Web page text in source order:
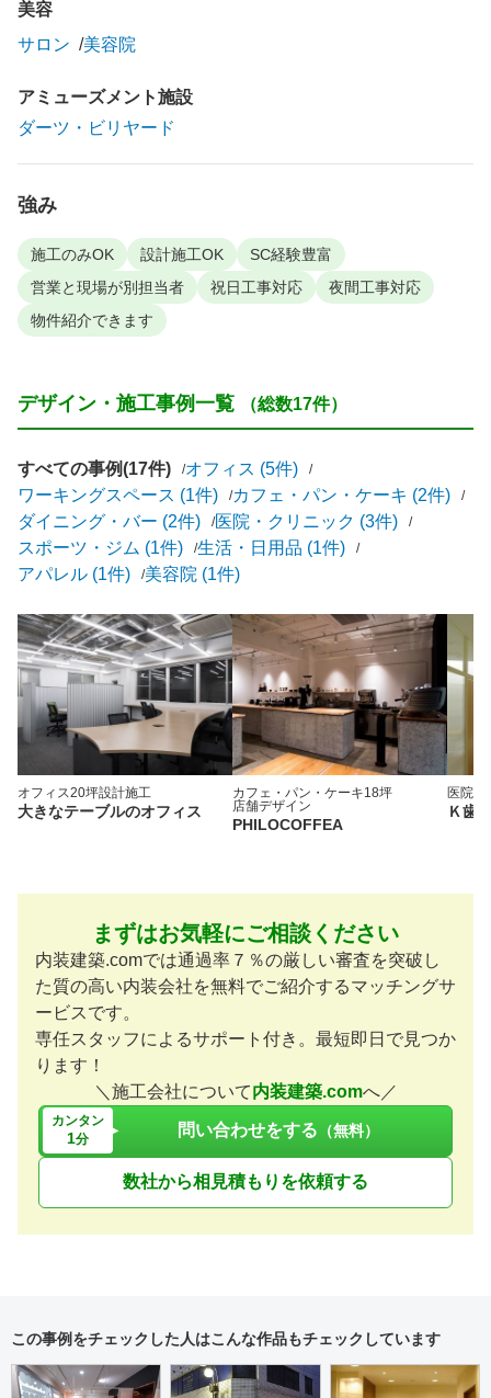
美容
サロン
美容院
アミューズメント施設
ダーツ・ビリヤード
強み
施工のみOK 設計施工OK
SC経験豊富
営業と現場が別担当者
祝日工事対応
夜間工事対応
物件紹介できます
デザイン・施工事例一覧 （総数17件）
すべての事例(17件)
オフィス (5件)
ワーキングスペース (1件)
カフェ・パン・ケーキ (2件)
ダイニング・バー (2件)
医院・クリニック (3件)
スポーツ・ジム (1件)
生活・日用品 (1件)
アパレル (1件)
美容院 (1件)
オフィス20坪設計施工
大きなテーブルのオフィス
カフェ・パン・ケーキ18坪
店舗デザイン
PHILOCOFFEA
医院・
Ｋ歯
まずはお気軽にご相談ください
内装建築.comでは通過率７％の厳しい審査を突破し
た質の高い内装会社を無料でご紹介するマッチングサ
ービスです。
専任スタッフによるサポート付き。最短即日で見つか
ります！
＼施工会社について内装建築.comへ／
カンタン
1分 問い合わせをする （無料）
数社から相見積もりを依頼する
この事例をチェックした人はこんな作品もチェックしています